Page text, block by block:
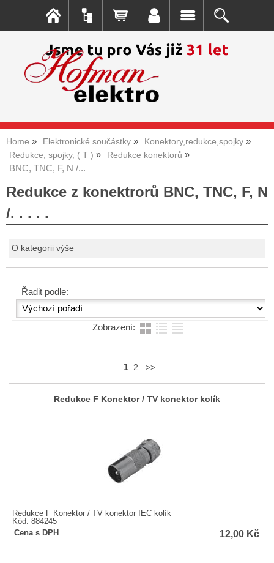
Home Elektronické součástky
Konektory,redukce,spojky
Redukce, spojky, ( T )
Redukce konektorů
BNC, TNC, F, N /...
Redukce z konektrorů BNC, TNC, F, N
/. . . . .
O kategorii výše
Řadit podle:
Zobrazení:
1 2 >>
Redukce F Konektor / TV konektor kolík
Redukce F Konektor / TV konektor IEC kolík
Kód: 884245
Cena s DPH
12,00 Kč